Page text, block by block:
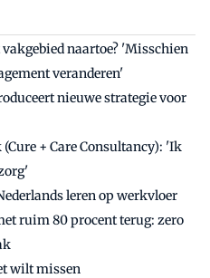
vakgebied naartoe? 'Misschien
veranderen'
nieuwe strategie voor
+ Care Consultancy): 'Ik
leren op werkvloer
ruim 80 procent terug: zero
wilt missen